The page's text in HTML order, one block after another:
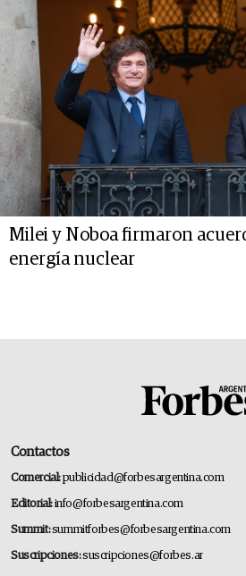
Milei y Noboa firmaron
energía nuclear
Contactos
Comercial:publicidad@forbesargentina.com
Editorial:info@forbesargentina.com
Summit:summitforbes@forbesargentina.com
Suscripciones:suscripciones@forbes.ar